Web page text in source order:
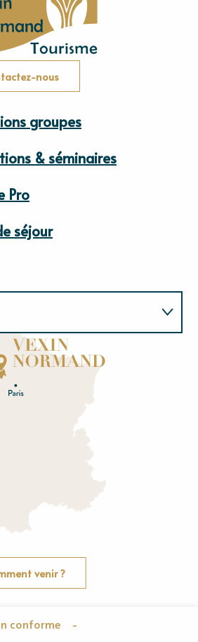
nous
groupes
& séminaires
Pro
séjour
Eu re
rne
venir ?
conforme -